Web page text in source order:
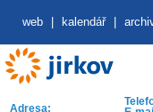
web kalendář
Adresa: